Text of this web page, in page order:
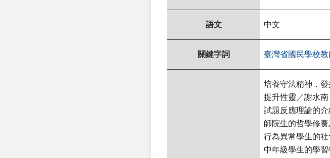
語文 中文
關鍵字詞 臺灣省國民學校
培養守法精神．發
提升性靈／謝水南
試題反應理論的
師院生的哲學修
行為異常學生的
中年級學生的學